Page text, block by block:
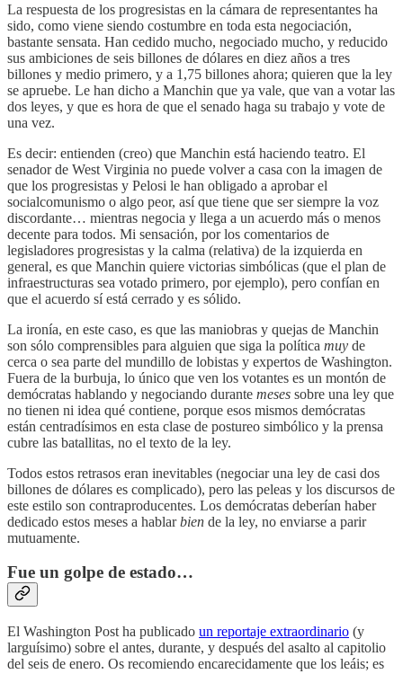
La respuesta de los progresistas en la cámara de representantes ha
sido, como viene siendo costumbre en toda esta negociación,
bastante sensata. Han cedido mucho, negociado mucho, y reducido
sus ambiciones de seis billones de dólares en diez años a tres
billones y medio primero, y a 1,75 billones ahora; quieren que la ley
se apruebe. Le han dicho a Manchin que ya vale, que van a votar las
dos leyes, y que es hora de que el senado haga su trabajo y vote de
una vez.
Es decir: entienden (creo) que Manchin está haciendo teatro. El
senador de West Virginia no puede volver a casa con la imagen de
que los progresistas y Pelosi le han obligado a aprobar el
socialcomunismo o algo peor, así que tiene que ser siempre la voz
discordante… mientras negocia y llega a un acuerdo más o menos
decente para todos. Mi sensación, por los comentarios de
legisladores progresistas y la calma (relativa) de la izquierda en
general, es que Manchin quiere victorias simbólicas (que el plan de
infraestructuras sea votado primero, por ejemplo), pero confían en
que el acuerdo sí está cerrado y es sólido.
La ironía, en este caso, es que las maniobras y quejas de Manchin
son sólo comprensibles para alguien que siga la política muy de
cerca o sea parte del mundillo de lobistas y expertos de Washington.
Fuera de la burbuja, lo único que ven los votantes es un montón de
demócratas hablando y negociando durante meses sobre una ley que
no tienen ni idea qué contiene, porque esos mismos demócratas
están centradísimos en esta clase de postureo simbólico y la prensa
cubre las batallitas, no el texto de la ley.
Todos estos retrasos eran inevitables (negociar una ley de casi dos
billones de dólares es complicado), pero las peleas y los discursos de
este estilo son contraproducentes. Los demócratas deberían haber
dedicado estos meses a hablarbien de la ley, no enviarse a parir
mutuamente.
Fue un golpe de estado…
El Washington Post ha publicado un reportaje extraordinario (y
larguísimo) sobre el antes, durante, y después del asalto al capitolio
del seis de enero. Os recomiendo encarecidamente que los leáis; es